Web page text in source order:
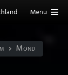
Menü
Mond